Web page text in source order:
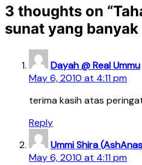
3 thoughts on “
sunat yang
Dayah @ Real Ummu
May 6, 2010 at 4:11 pm
terima kasih atas
Reply
Ummi Shira
May 6, 2010 at 4:11 pm